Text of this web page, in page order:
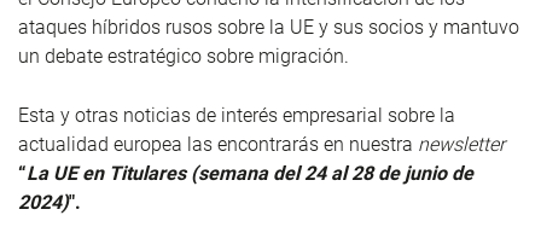
ataques híbridos rusos sobre la UE y sus socios y mantuvo
un debate estratégico sobre migración.
Esta y otras noticias de interés empresarial sobre la
actualidad europea las encontrarás en nuestra newsletter
“La UE en Titulares (semana del 24 al 28 de junio de
2024)".